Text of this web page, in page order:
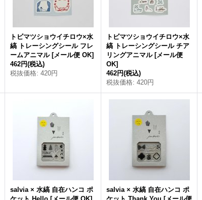
トビマツショウイチロウ×水
縞 トレーシングシール フレ
ームアニマル [メール便 OK]
462円(税込)
税抜価格: 420円
トビマツショウイチロウ×水
縞 トレーシングシール チア
リングアニマル [メール便
OK]
462円(税込)
税抜価格: 420円
salvia × 水縞 自在ハンコ ポ
salvia × 水縞 自在ハンコ ポ